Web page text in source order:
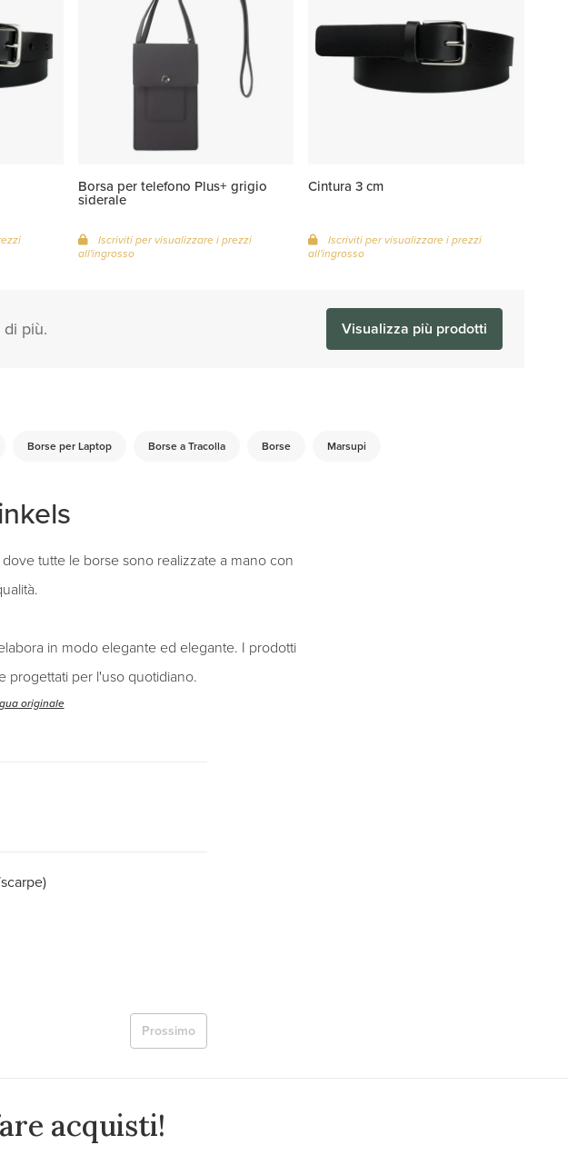
Borsa per telefono Plus+ grigio
siderale
Iscriviti per visualizzare i prezzi
all'ingrosso
Cintura 3 cm
Iscriviti per visualizzare i prezzi
all'ingrosso
più. Visualizza più prodotti
Borse per Laptop Borse a Tracolla Borse Marsupi
tutte le borse sono realizzate a mano con
in modo elegante ed elegante. I prodotti
progettati per l'uso quotidiano.
originale
Prossimo
acquisti!